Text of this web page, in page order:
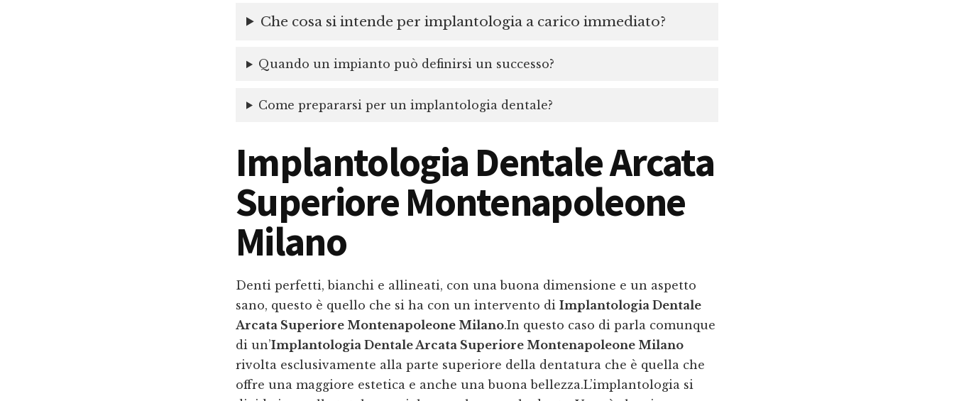
Che cosa si intende per implantologia a carico immediato?
Quando un impianto può definirsi un successo?
Come prepararsi per un implantologia dentale?
Implantologia Dentale Arcata
Superiore Montenapoleone
Milano
Denti perfetti, bianchi e allineati, con una buona dimensione e un aspetto
sano, questo è quello che si ha con un intervento di Implantologia Dentale
Arcata Superiore Montenapoleone Milano.In questo caso di parla comunque
di un’Implantologia Dentale Arcata Superiore Montenapoleone Milano
rivolta esclusivamente alla parte superiore della dentatura che è quella che
offre una maggiore estetica e anche una buona bellezza.L’implantologia si